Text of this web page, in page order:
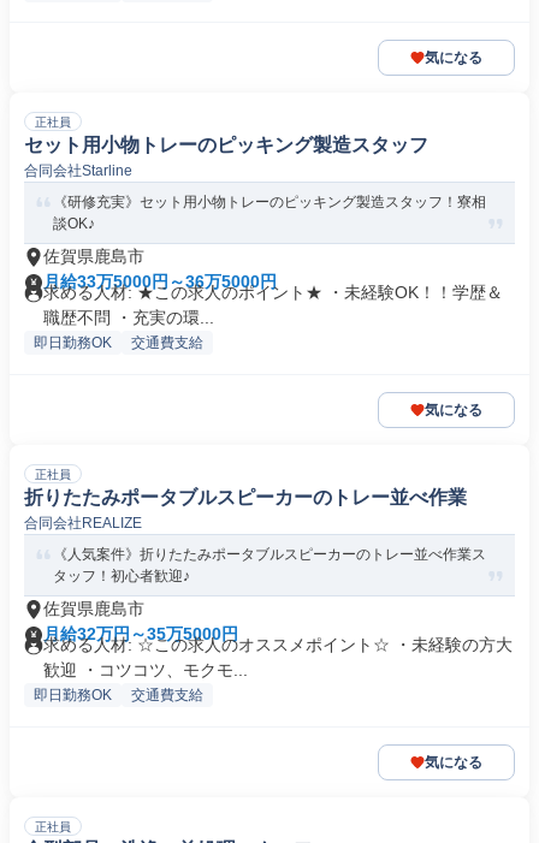
気になる
正社員
セット用小物トレーのピッキング製造スタッフ
合同会社Starline
《研修充実》セット用小物トレーのピッキング製造スタッフ！寮相
談OK♪
佐賀県鹿島市
月給33万5000円～36万5000円
求める人材: ★この求人のポイント★ ・未経験OK！！学歴＆
職歴不問 ・充実の環...
即日勤務OK 交通費支給
気になる
正社員
折りたたみポータブルスピーカーのトレー並べ作業
合同会社REALIZE
《人気案件》折りたたみポータブルスピーカーのトレー並べ作業ス
タッフ！初心者歓迎♪
佐賀県鹿島市
月給32万円～35万5000円
求める人材: ☆この求人のオススメポイント☆ ・未経験の方大
歓迎 ・コツコツ、モクモ...
即日勤務OK 交通費支給
気になる
正社員